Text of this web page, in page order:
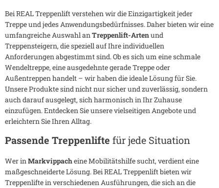
Bei REAL Treppenlift verstehen wir die Einzigartigkeit jeder
Treppe und jedes Anwendungsbedürfnisses. Daher bieten wir eine
umfangreiche Auswahl anTreppenlift-Artenund
Treppensteigern, die speziell auf Ihre individuellen
Anforderungen abgestimmt sind. Ob es sich um eine schmale
Wendeltreppe, eine ausgedehnte gerade Treppe oder
Außentreppen handelt – wir haben die ideale Lösung für Sie.
Unsere Produkte sind nicht nur sicher und zuverlässig, sondern
auch darauf ausgelegt, sich harmonisch in Ihr Zuhause
einzufügen. Entdecken Sie unsere vielseitigen Angebote und
erleichtern Sie Ihren Alltag.
Passende Treppenlifte für jede Situation
Wer inMarkvippacheine Mobilitätshilfe sucht, verdient eine
maßgeschneiderte Lösung. Bei REAL Treppenlift bieten wir
Treppenlifte in verschiedenen Ausführungen, die sich an die